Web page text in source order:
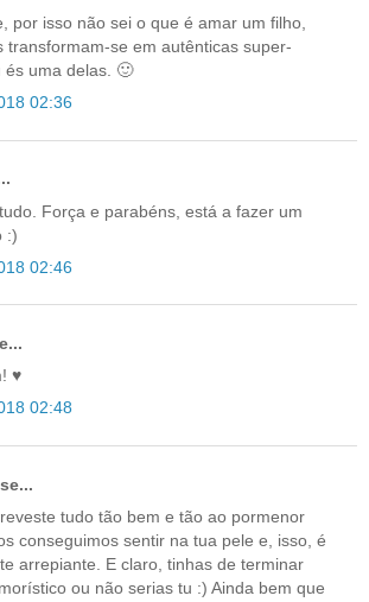
por isso não sei o que é amar um filho,
transformam-se em autênticas super-
és uma delas. 🙂
02:36
Força e parabéns, está a fazer um
:)
02:46
♥
02:48
tudo tão bem e tão ao pormenor
conseguimos sentir na tua pele e, isso, é
arrepiante. E claro, tinhas de terminar
ou não serias tu :) Ainda bem que